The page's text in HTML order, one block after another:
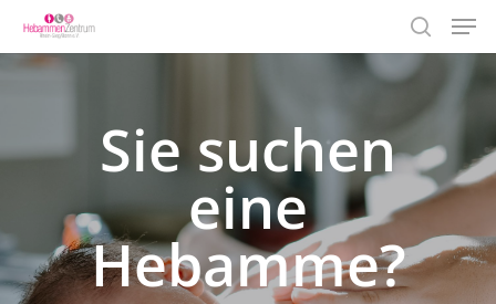
main
search
Sie suchen
eine
Hebamme?
Menu